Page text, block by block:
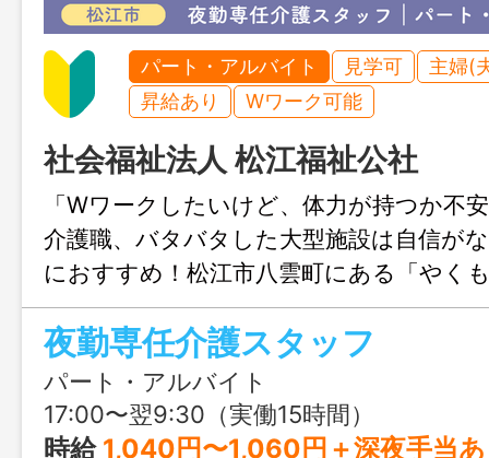
パート・アルバイト 見学可
主婦(
昇給あり
Wワーク可能
社会福祉法人 松江福祉公社
「Wワークしたいけど、体力が持つか不
介護職、バタバタした大型施設は自信が
におすすめ！松江市八雲町にある「やく
夜勤専任の介護スタッフ募集！勤務は【
お元気な利用者様が中心＆定員25名の小
夜勤デビューやブランクのある方も安心
きます。
夜勤専任介護スタッフ
パート・アルバイト
17:00〜翌9:30（実働15時間）
時給 1,040円〜1,060円＋深夜手当あり ※介護福祉士の資格をお持ち